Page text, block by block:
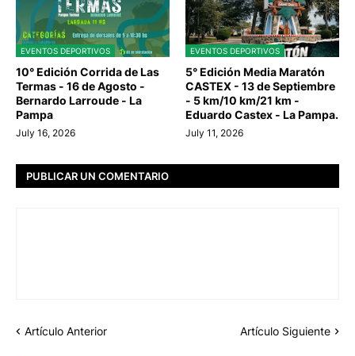
EVENTOS DEPORTIVOS
10° Edición Corrida de Las
Termas - 16 de Agosto -
Bernardo Larroude - La
Pampa
July 16, 2026
EVENTOS DEPORTIVOS
5° Edición Media Maratón
CASTEX - 13 de Septiembre
- 5 km/10 km/21 km -
Eduardo Castex - La Pampa.
July 11, 2026
PUBLICAR UN COMENTARIO
Artículo Anterior Artículo Siguiente